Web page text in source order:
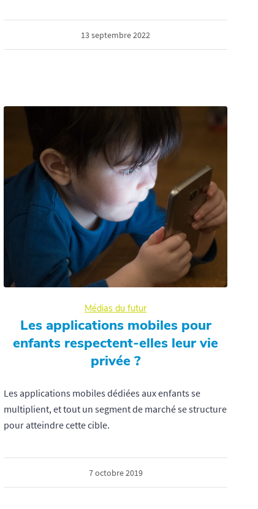
13 septembre 2022
Médias du futur
Les applications mobiles pour
enfants respectent-elles leur vie
privée ?
Les applications mobiles dédiées aux enfants se
multiplient, et tout un segment de marché se structure
pour atteindre cette cible.
7 octobre 2019